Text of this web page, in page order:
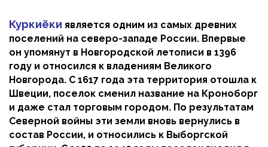
Куркиёки является одним из самых древних
поселений на северо-западе России. Впервые
он упомянут в Новгородской летописи в 1396
году и относился к владениям Великого
Новгорода. С 1617 года эта территория отошла к
Швеции, поселок сменил название на Кроноборг
и даже стал торговым городом. По результатам
Северной войны эти земли вновь вернулись в
состав России, и относились к Выборгской